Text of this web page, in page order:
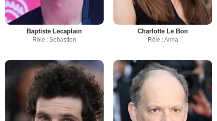
Baptiste Lecaplain
Rôle : Sébastien
Charlotte Le Bon
Rôle : Anna